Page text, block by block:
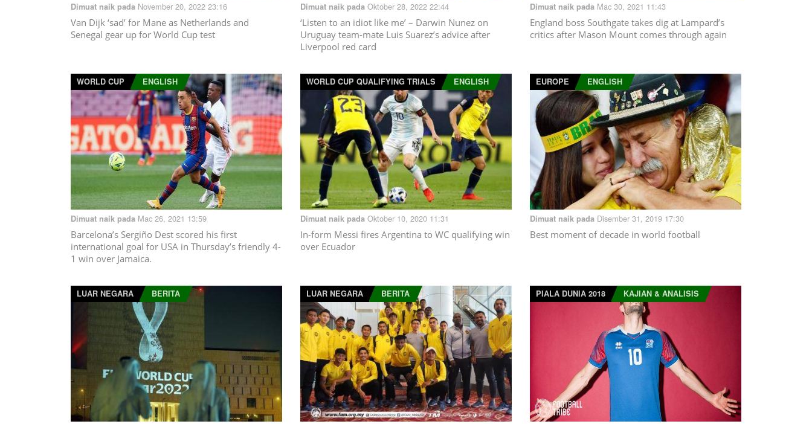
Dimuat naik pada November 20, 2022 23:16
Van Dijk ‘sad’ for Mane as Netherlands and
Senegal gear up for World Cup test
Dimuat naik pada Oktober 28, 2022 22:44
‘Listen to an idiot like me’ – Darwin Nunez on
Uruguay team-mate Luis Suarez’s advice after
Liverpool red card
Dimuat naik pada Mac 30, 2021 11:43
England boss Southgate takes dig at Lampard’s
critics after Mason Mount comes through again
WORLD CUP ENGLISH
Dimuat naik pada Mac 26, 2021 13:59
Barcelona’s Sergiño Dest scored his first
international goal for USA in Thursday’s friendly 4-
1 win over Jamaica.
WORLD CUP QUALIFYING TRIALS ENGLISH
Dimuat naik pada Oktober 10, 2020 11:31
In-form Messi fires Argentina to WC qualifying win
over Ecuador
EUROPE ENGLISH
Dimuat naik pada Disember 31, 2019 17:30
Best moment of decade in world football
LUAR NEGARA BERITA LUAR NEGARA BERITA PIALA DUNIA 2018 KAJIAN & ANALISIS